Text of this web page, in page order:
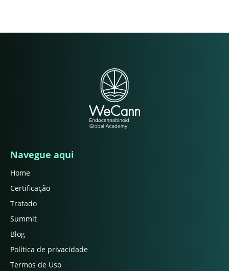
Navegue aqui
Home
Certificação
Tratado
Summit
Blog
Política de privacidade
Termos de Uso